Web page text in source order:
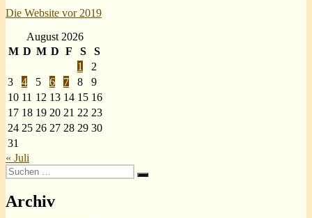
Die Website vor 2019
August 2026
M D M D F S
S
1
2
3
4 5 6 7 8
9
10 11 12 13 14 15 16
17 18 19 20 21 22 23
24 25 26 27 28 29 30
31
« Juli
Suchen
nach:
Suchen
Archiv